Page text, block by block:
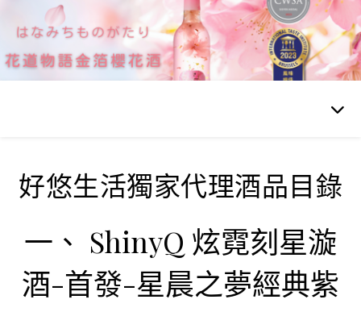
好悠生活獨家代理酒品目錄
一、 ShinyQ 炫霓刻星漩
酒-首發-星晨之夢經典紫